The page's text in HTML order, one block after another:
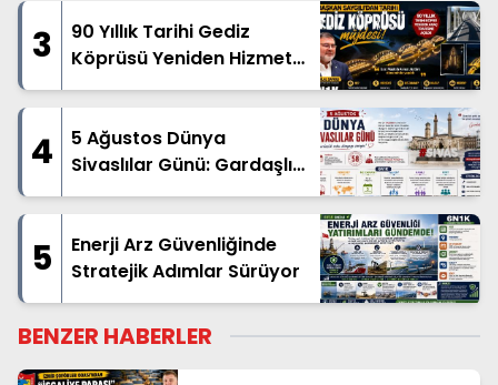
3
90 Yıllık Tarihi Gediz
Köprüsü Yeniden Hizmete
Açıldı
4
5 Ağustos Dünya
Sivaslılar Günü: Gardaşlık
Ruhu Dünyanın Dört Bir
5
Enerji Arz Güvenliğinde
Stratejik Adımlar Sürüyor
BENZER HABERLER